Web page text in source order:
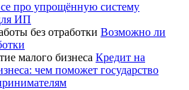
про упрощённую систему
ИП
Возможно ли
Кредит на
чем поможет государство